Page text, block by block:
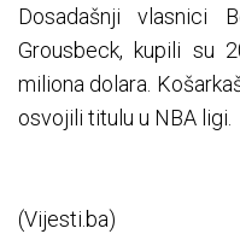
Dosadašnji vlasnici
Grousbeck, kupili su
miliona dolara.
osvojili titulu u NBA ligi.
(Vijesti.ba)